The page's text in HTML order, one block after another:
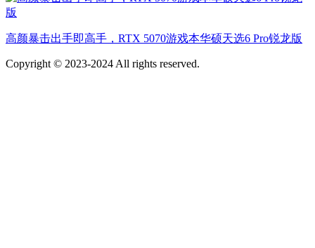
高颜暴击出手即高手，RTX 5070游戏本华硕天选6 Pro锐龙版
Copyright © 2023-2024 All rights reserved.